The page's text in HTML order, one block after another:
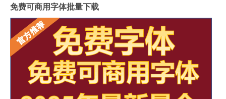
免费可商用字体批量下载